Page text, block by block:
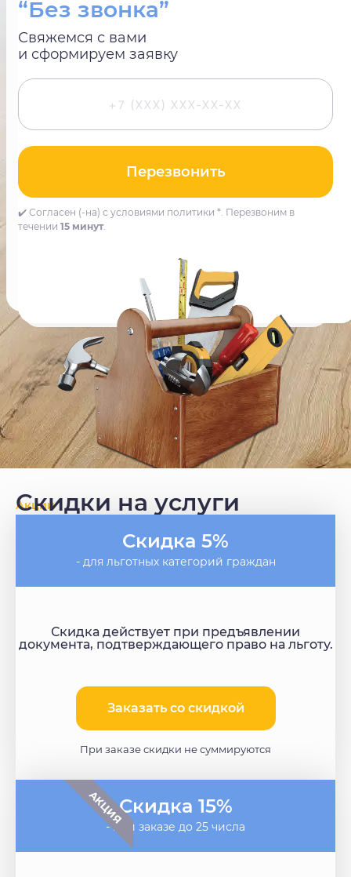
“Без звонка”
Свяжемся с вами
и сформируем заявку
Перезвонить
✔️ Согласен (-на) с условиями политики *. Перезвоним в
течении 15 минут.
Акции
Скидки на услуги
Скидка 5%
- для льготных категорий граждан
Скидка действует при предъявлении
документа, подтверждающего право на льготу.
Заказать со скидкой​
При заказе скидки не суммируются
АКЦИЯСкидка 15%
- при заказе до 25 числа